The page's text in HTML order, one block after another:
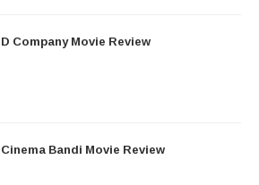
D Company Movie Review
Cinema Bandi Movie Review